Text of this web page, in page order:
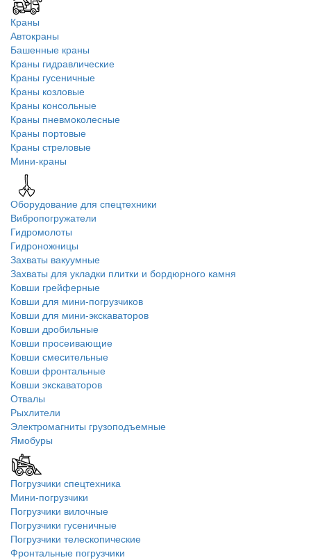
Краны
Автокраны
Башенные краны
Краны гидравлические
Краны гусеничные
Краны козловые
Краны консольные
Краны пневмоколесные
Краны портовые
Краны стреловые
Мини-краны
Оборудование для спецтехники
Вибропогружатели
Гидромолоты
Гидроножницы
Захваты вакуумные
Захваты для укладки плитки и бордюрного камня
Ковши грейферные
Ковши для мини-погрузчиков
Ковши для мини-экскаваторов
Ковши дробильные
Ковши просеивающие
Ковши смесительные
Ковши фронтальные
Ковши экскаваторов
Отвалы
Рыхлители
Электромагниты грузоподъемные
Ямобуры
Погрузчики спецтехника
Мини-погрузчики
Погрузчики вилочные
Погрузчики гусеничные
Погрузчики телескопические
Фронтальные погрузчики